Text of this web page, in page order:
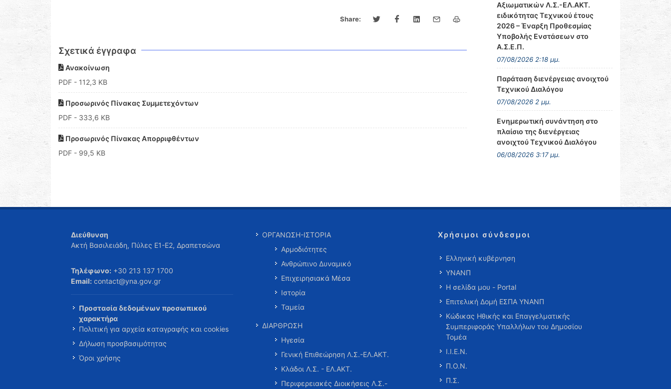
Share:
Σχετικά έγγραφα
Ανακοίνωση
PDF - 112,3 KB
Προσωρινός Πίνακας Συμμετεχόντων
PDF - 333,6 KB
Προσωρινός Πίνακας Απορριφθέντων
PDF - 99,5 KB
Αξιωματικών Λ.Σ.-ΕΛ.ΑΚΤ.
ειδικότητας Τεχνικού έτους
2026 – Έναρξη Προθεσμίας
Υποβολής Ενστάσεων στο
Α.Σ.Ε.Π.
07/08/2026 2:18 μμ.
Παράταση διενέργειας ανοιχτού
Τεχνικού Διαλόγου
07/08/2026 2 μμ.
Ενημερωτική συνάντηση στο
πλαίσιο της διενέργειας
ανοιχτού Τεχνικού Διαλόγου
06/08/2026 3:17 μμ.
Διεύθυνση
Ακτή Βασιλειάδη, Πύλες Ε1-Ε2, Δραπετσώνα
Τηλέφωνο: +30 213 137 1700
Email: contact@yna.gov.gr
Προστασία δεδομένων προσωπικού
χαρακτήρα
Πολιτική για αρχεία καταγραφής και cookies
Δήλωση προσβασιμότητας
Όροι χρήσης
ΟΡΓΑΝΩΣΗ-ΙΣΤΟΡΙΑ
Αρμοδιότητες
Ανθρώπινο Δυναμικό
Επιχειρησιακά Μέσα
Ιστορία
Ταμεία
ΔΙΑΡΘΡΩΣΗ
Ηγεσία
Γενική Επιθεώρηση Λ.Σ.-ΕΛ.ΑΚΤ.
Κλάδοι Λ.Σ. - ΕΛ.ΑΚΤ.
Περιφερειακές Διοικήσεις Λ.Σ.-
Χρήσιμοι σύνδεσμοι
Ελληνική κυβέρνηση
ΥΝΑΝΠ
Η σελίδα μου - Portal
Επιτελική Δομή ΕΣΠΑ ΥΝΑΝΠ
Κώδικας Ηθικής και Επαγγελματικής
Συμπεριφοράς Υπαλλήλων του Δημοσίου
Τομέα
Ι.Ι.Ε.Ν.
Π.Ο.Ν.
Π.Σ.